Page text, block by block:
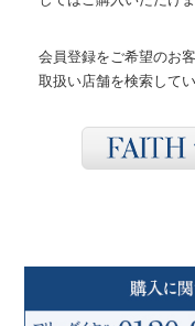
会員登録をご希望のお
取扱い店舗を検索して